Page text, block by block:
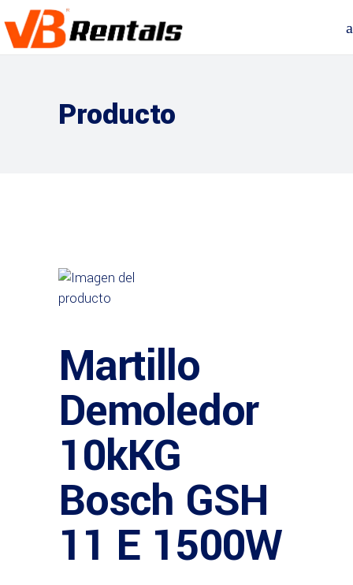
Producto
Martillo
Demoledor
10kKG
Bosch GSH
11 E 1500W